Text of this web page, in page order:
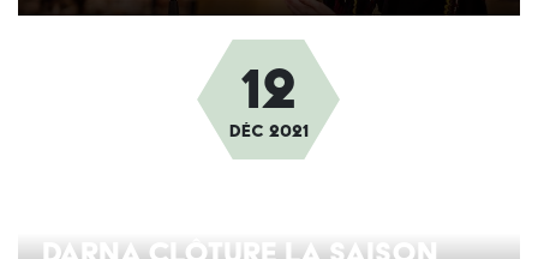
12
déc 2021